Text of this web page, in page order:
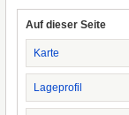
Auf dieser Seite
Karte
Lageprofil